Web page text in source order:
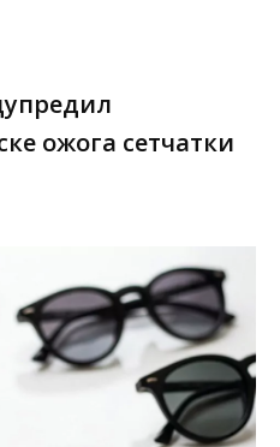
ожога сетчатки